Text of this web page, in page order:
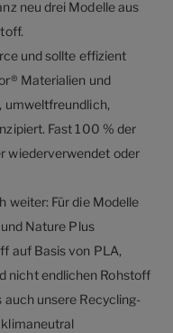
neu drei Modelle aus
und sollte effizient
Materialien und
umweltfreundlich,
Fast 100 % der
wiederverwendet oder
weiter: Für die Modelle
Nature Plus
auf Basis von PLA,
nicht endlichen Rohstoff
auch unsere Recycling-